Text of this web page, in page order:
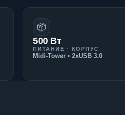
📦
500 Вт
ПИТАНИЕ · КОРПУС
Midi-Tower • 2xUSB 3.0